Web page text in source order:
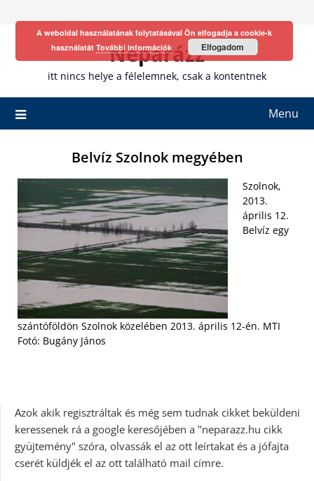
Neparázz
itt nincs helye a félelemnek, csak a kontentnek
Menu
Belvíz Szolnok megyében
Szolnok,
2013.
április 12.
Belvíz egy
szántóföldön Szolnok közelében 2013. április 12-én. MTI
Fotó: Bugány János
Azok akik regisztráltak és még sem tudnak cikket beküldeni
keressenek rá a google keresőjében a "neparazz.hu cikk
gyüjtemény" szóra, olvassák el az ott leírtakat és a jófajta
cserét küldjék el az ott található mail címre.
A weboldal használatának folytatásával Ön elfogadja a cookie-k
használatát További információk Elfogadom